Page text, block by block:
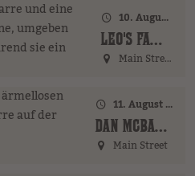
10. August 2026 · 18:00 Uhr
LEO'S FAMILY (GER)
Main Street
11. August 2026 · 17:00 Uhr – 18:00 Uhr
DAN MCBAKER (GER)
Main Street